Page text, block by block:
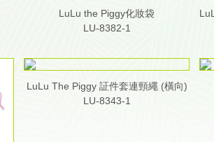
LuLu the Piggy化妝袋
LU-8382-1
LuLu The Piggy 証件套連頸繩 (橫向)
LU-8343-1